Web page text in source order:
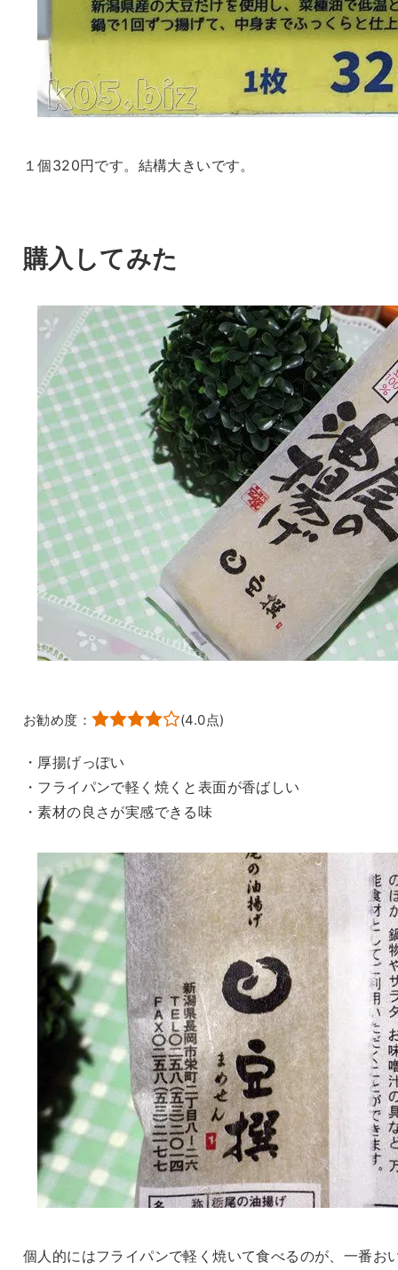
１個320円です。結構大きいです。
購入してみた
お勧め度： (4.0点)
・厚揚げっぽい
・フライパンで軽く焼くと表面が香ばしい
・素材の良さが実感できる味
個人的にはフライパンで軽く焼いて食べるのが、一番お